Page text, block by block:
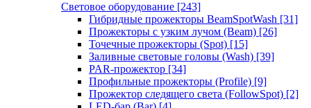
Световое оборудование [243]
Гибридные прожекторы BeamSpotWash [31]
Прожекторы с узким лучом (Beam) [26]
Точечные прожекторы (Spot) [15]
Заливные световые головы (Wash) [39]
PAR-прожектор [34]
Профильные прожекторы (Profile) [9]
Прожектор следящего света (FollowSpot) [2]